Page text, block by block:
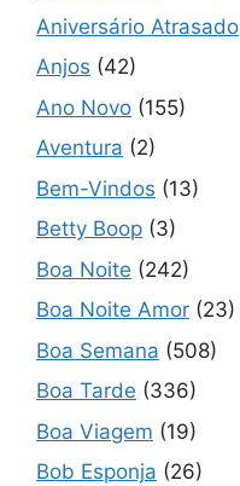
Aniversário Atrasado
Anjos (42)
Ano Novo (155)
Aventura (2)
Bem-Vindos (13)
Betty Boop (3)
Boa Noite (242)
Boa Noite Amor (23)
Boa Semana (508)
Boa Tarde (336)
Boa Viagem (19)
Bob Esponja (26)